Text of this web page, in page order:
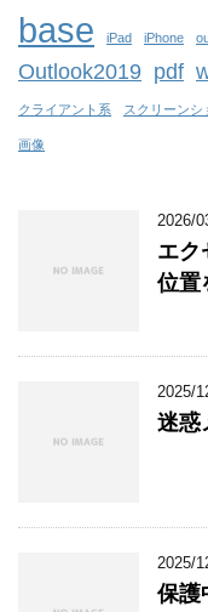
base iPad iPhone
Outlook2019 pdf
クライアント系 スクリーンシ
画像
2026/
エク
位置
2025/
迷惑
2025/
保護